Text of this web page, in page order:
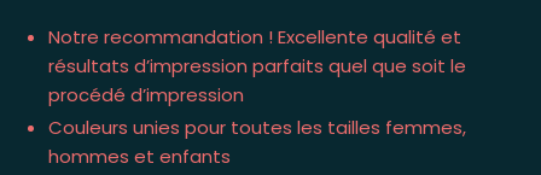
Notre recommandation ! Excellente qualité et
résultats d’impression parfaits quel que soit le
procédé d’impression
Couleurs unies pour toutes les tailles femmes,
hommes et enfants